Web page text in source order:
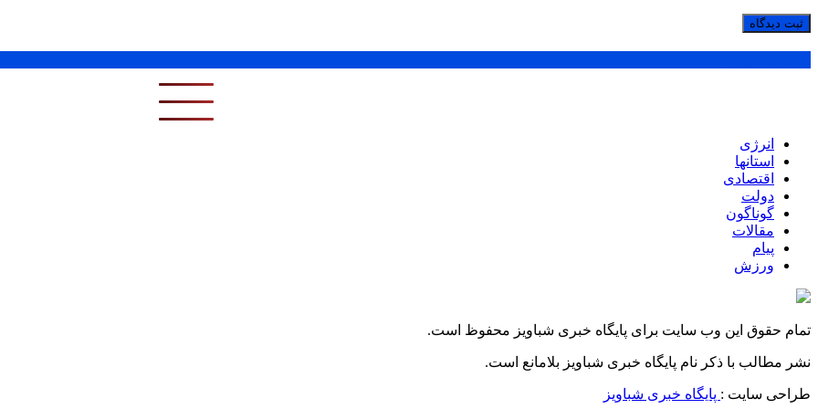
انرژی
استانها
اقتصادی
دولت
گوناگون
مقالات
پیام
ورزش
تمام حقوق این وب سایت برای پایگاه خبری شباویز محفوظ است.
نشر مطالب با ذکر نام پایگاه خبری شباویز بلامانع است.
طراحی سایت : پایگاه خبری شباویز